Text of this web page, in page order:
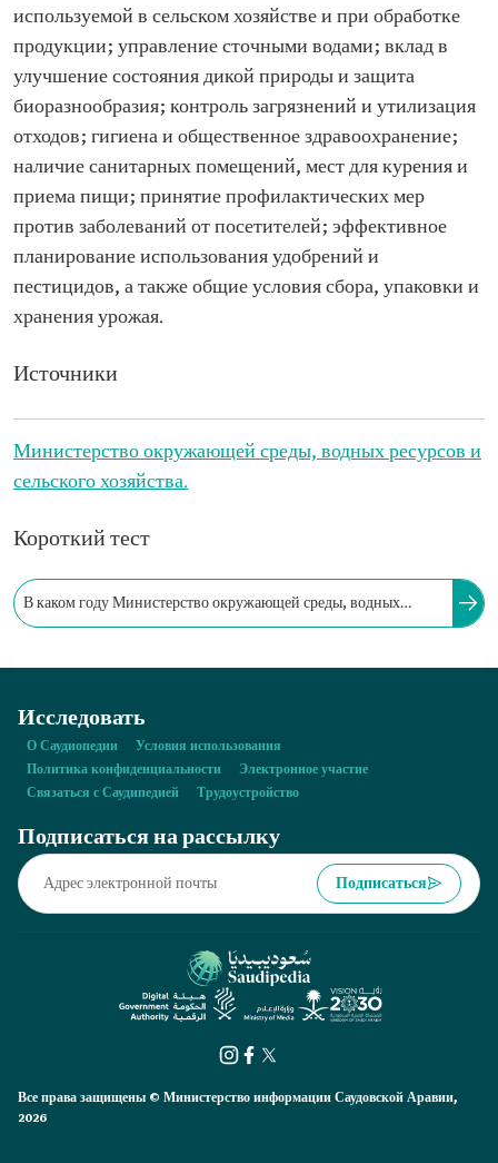
используемой в сельском хозяйстве и при обработке
продукции; управление сточными водами; вклад в
улучшение состояния дикой природы и защита
биоразнообразия; контроль загрязнений и утилизация
отходов; гигиена и общественное здравоохранение;
наличие санитарных помещений, мест для курения и
приема пищи; принятие профилактических мер
против заболеваний от посетителей; эффективное
планирование использования удобрений и
пестицидов, а также общие условия сбора, упаковки и
хранения урожая.
Источники
Министерство окружающей среды, водных ресурсов и
сельского хозяйства.
Короткий тест
В каком году Министерство окружающей среды, водных
Исследовать
О Саудиопедии
Условия использования
Политика конфиденциальности
Электронное участие
Связаться с Саудипедией
Трудоустройство
Подписаться на рассылку
Подписаться
Все права защищены © Министерство информации Саудовской Аравии,
2026